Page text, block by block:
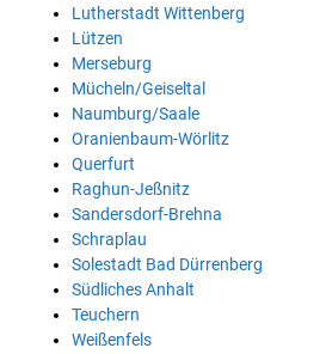
Lutherstadt Wittenberg
Lützen
Merseburg
Mücheln/Geiseltal
Naumburg/Saale
Oranienbaum-Wörlitz
Querfurt
Raghun-Jeßnitz
Sandersdorf-Brehna
Schraplau
Solestadt Bad Dürrenberg
Südliches Anhalt
Teuchern
Weißenfels